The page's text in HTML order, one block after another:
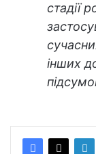
стадії
інших